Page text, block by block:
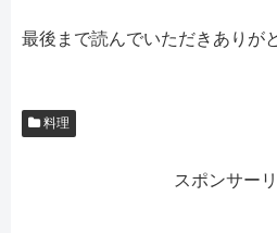
最後まで読んでいただきありが
料理
スポンサー